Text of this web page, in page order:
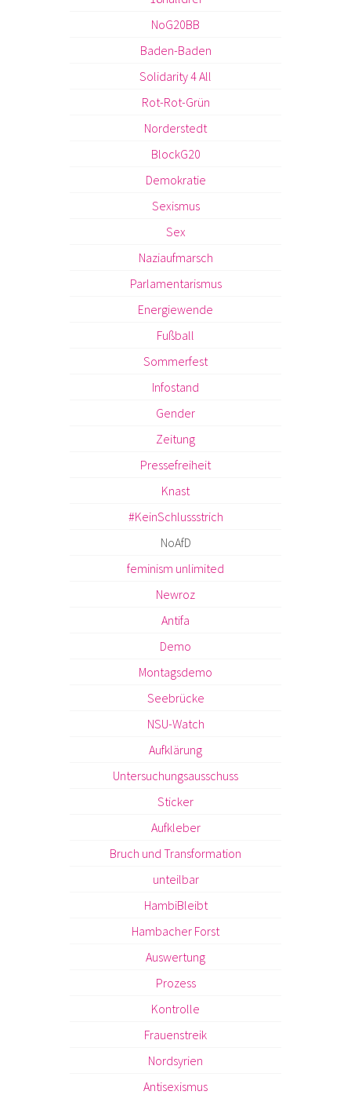
NoG20BB
Baden-Baden
Solidarity 4 All
Rot-Rot-Grün
Norderstedt
BlockG20
Demokratie
Sexismus
Sex
Naziaufmarsch
Parlamentarismus
Energiewende
Fußball
Sommerfest
Infostand
Gender
Zeitung
Pressefreiheit
Knast
#KeinSchlussstrich
NoAfD
feminism unlimited
Newroz
Antifa
Demo
Montagsdemo
Seebrücke
NSU-Watch
Aufklärung
Untersuchungsausschuss
Sticker
Aufkleber
Bruch und Transformation
unteilbar
HambiBleibt
Hambacher Forst
Auswertung
Prozess
Kontrolle
Frauenstreik
Nordsyrien
Antisexismus